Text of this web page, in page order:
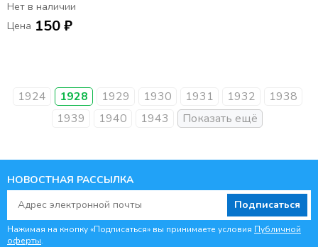
Нет в наличии
Цена 150 ₽
1924 1928 1929 1930 1931 1932
1938
1939
1940 1943
НОВОСТНАЯ РАССЫЛКА
Подписаться
Нажимая на кнопку «Подписаться» вы принимаете условия Публичной
оферты.